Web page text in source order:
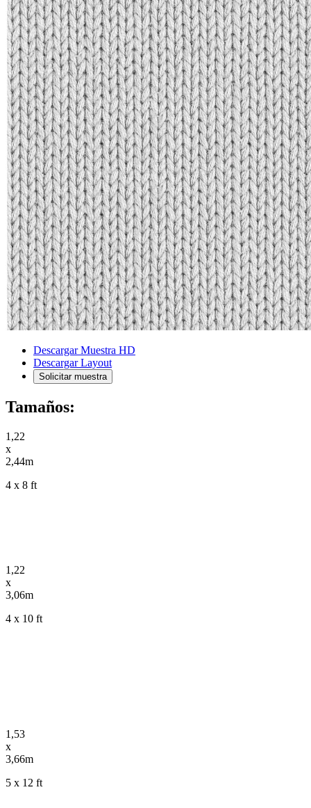
Descargar Muestra HD
Descargar Layout
Solicitar muestra
Tamaños:
1,22
x
2,44m
4 x 8 ft
1,22
x
3,06m
4 x 10 ft
1,53
x
3,66m
5 x 12 ft